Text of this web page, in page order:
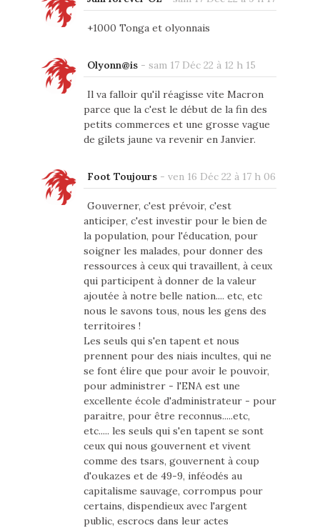
+1000 Tonga et olyonnais
Olyonn@is- sam 17 Déc 22 à 12 h 15
Il va falloir qu'il réagisse vite Macron
parce que la c'est le début de la fin des
petits commerces et une grosse vague
de gilets jaune va revenir en Janvier.
Foot Toujours- ven 16 Déc 22 à 17 h 06
Gouverner, c'est prévoir, c'est
anticiper, c'est investir pour le bien de
la population, pour l'éducation, pour
soigner les malades, pour donner des
ressources à ceux qui travaillent, à ceux
qui participent à donner de la valeur
ajoutée à notre belle nation.... etc, etc
nous le savons tous, nous les gens des
territoires !
Les seuls qui s'en tapent et nous
prennent pour des niais incultes, qui ne
se font élire que pour avoir le pouvoir,
pour administrer - l'ENA est une
excellente école d'administrateur - pour
paraitre, pour être reconnus.....etc,
etc..... les seuls qui s'en tapent se sont
ceux qui nous gouvernent et vivent
comme des tsars, gouvernent à coup
d'oukazes et de 49-9, inféodés au
capitalisme sauvage, corrompus pour
certains, dispendieux avec l'argent
public, escrocs dans leur actes